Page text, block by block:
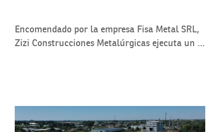
Encomendado por la empresa Fisa Metal SRL,
Zizi Construcciones Metalúrgicas ejecuta un …